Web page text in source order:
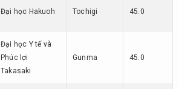
Đại học Hakuoh Tochigi 45.0
Đại học Y tế và
Phúc lợi
Takasaki
Gunma 45.0